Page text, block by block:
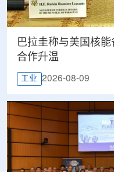
巴拉圭称与美国核
合作升温
工业 2026-08-09